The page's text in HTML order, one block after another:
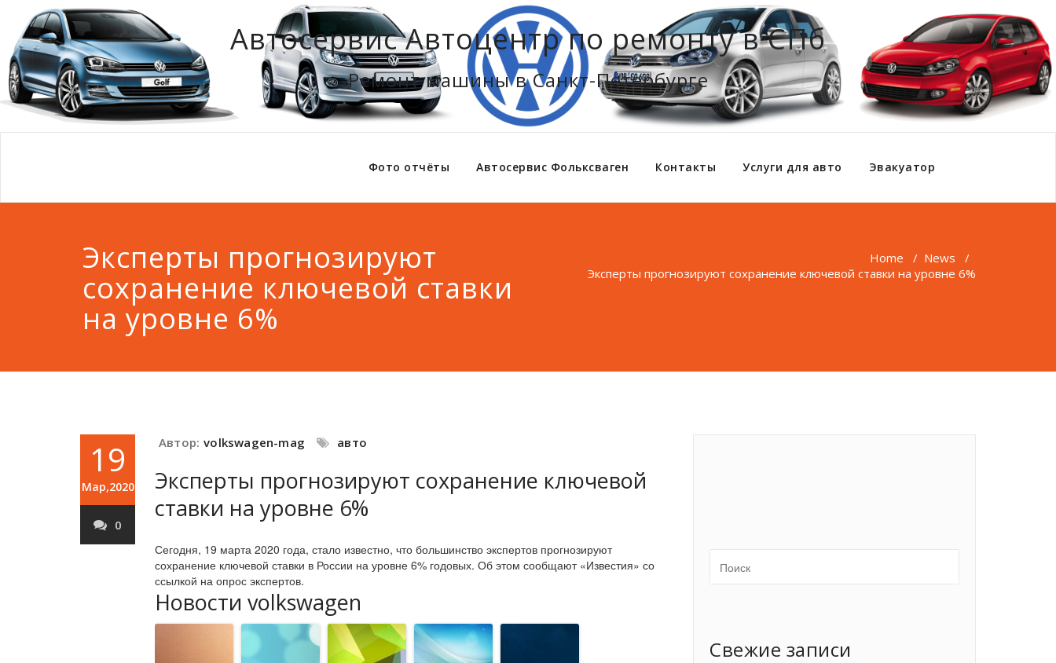
Автосервис Автоцентр по ремонту в СПб
Ремонт машины в Санкт-Петербурге
Фото отчёты Автосервис Фольксваген Контакты Услуги для авто Эвакуатор
Эксперты прогнозируют
сохранение ключевой ставки
на уровне 6%
Home / News /
Эксперты прогнозируют сохранение ключевой ставки на уровне 6%
19
Мар,2020
0
Автор: volkswagen-mag авто
Эксперты прогнозируют сохранение ключевой
ставки на уровне 6%
Сегодня, 19 марта 2020 года, стало известно, что большинство экспертов прогнозируют
сохранение ключевой ставки в России на уровне 6% годовых. Об этом сообщают «Известия» со
ссылкой на опрос экспертов.
Новости volkswagen
Свежие записи